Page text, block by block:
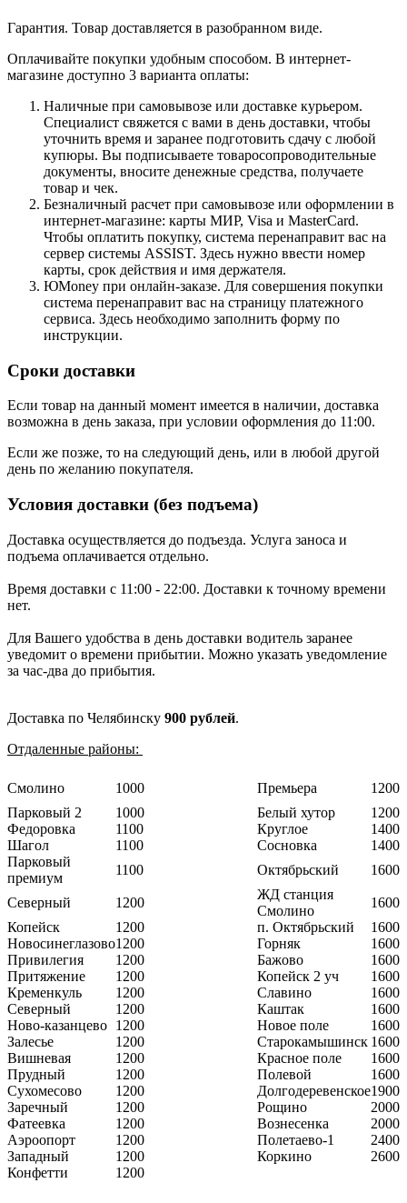
Гарантия. Товар доставляется в разобранном виде.
Оплачивайте покупки удобным способом. В интернет-
магазине доступно 3 варианта оплаты:
Наличные при самовывозе или доставке курьером.
Специалист свяжется с вами в день доставки, чтобы
уточнить время и заранее подготовить сдачу с любой
купюры. Вы подписываете товаросопроводительные
документы, вносите денежные средства, получаете
товар и чек.
Безналичный расчет при самовывозе или оформлении в
интернет-магазине: карты МИР, Visa и MasterCard.
Чтобы оплатить покупку, система перенаправит вас на
сервер системы ASSIST. Здесь нужно ввести номер
карты, срок действия и имя держателя.
ЮMoney при онлайн-заказе. Для совершения покупки
система перенаправит вас на страницу платежного
сервиса. Здесь необходимо заполнить форму по
инструкции.
Сроки доставки
Если товар на данный момент имеется в наличии, доставка
возможна в день заказа, при условии оформления до 11:00.
Если же позже, то на следующий день, или в любой другой
день по желанию покупателя.
Условия доставки (без подъема)
Доставка осуществляется до подъезда. Услуга заноса и
подъема оплачивается отдельно.
Время доставки с 11:00 - 22:00. Доставки к точному времени
нет.
Для Вашего удобства в день доставки водитель заранее
уведомит о времени прибытии. Можно указать уведомление
за час-два до прибытия.
Доставка по Челябинску 900 рублей.
Отдаленные районы:
Смолино 1000 Премьера
1200
Парковый 2
1000 Белый хутор
1200
Федоровка
1100 Круглое
1400
Шагол
1100 Сосновка
1400
Парковый
премиум
1100 Октябрьский 1600
Северный 1200
ЖД станция
Смолино
1600
Копейск
1200 п. Октябрьский
1600
Новосинеглазово1200 Горняк
1600
Привилегия
1200 Бажово
1600
Притяжение
1200 Копейск 2 уч
1600
Кременкуль
1200 Славино
1600
Северный
1200 Каштак
1600
Ново-казанцево 1200 Новое поле
1600
Залесье
1200 Старокамышинск 1600
Вишневая
1200 Красное поле
1600
Прудный
1200 Полевой
1600
Сухомесово
1200 Долгодеревенское1900
Заречный
1200 Рощино
2000
Фатеевка
1200 Вознесенка
2000
Аэроопорт
1200 Полетаево-1
2400
Западный
1200 Коркино
2600
Конфетти
1200